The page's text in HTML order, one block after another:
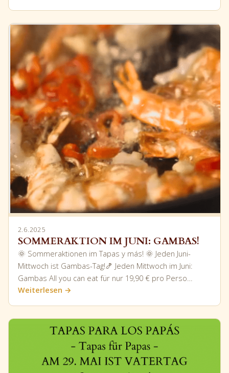
2.6.2025
SOMMERAKTION IM JUNI: GAMBAS!
🌞 Sommeraktionen im Tapas y más! 🌞 Jeden Juni-
Mittwoch ist Gambas-Tag!🍤 Jeden Mittwoch im Juni:
Gambas All you can eat für nur 19,90 € pro Perso…
Weiterlesen →